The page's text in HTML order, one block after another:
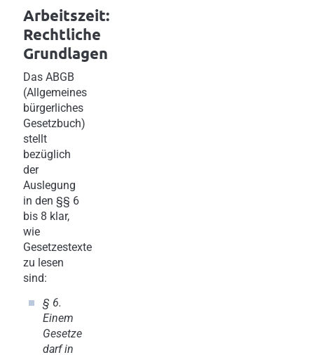
Arbeitszeit:
Rechtliche
Grundlagen
Das ABGB
(Allgemeines
bürgerliches
Gesetzbuch)
stellt
bezüglich
der
Auslegung
in den §§ 6
bis 8 klar,
wie
Gesetzestexte
zu lesen
sind:
§ 6.
Einem
Gesetze
darf in